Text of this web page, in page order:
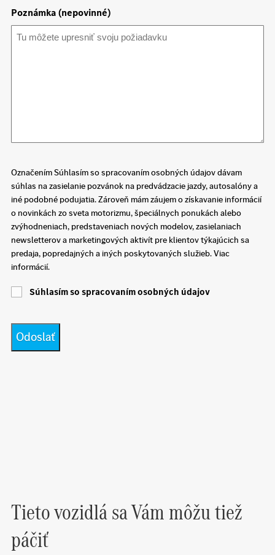
Poznámka (nepovinné)
Označením Súhlasím so spracovaním osobných údajov dávam
súhlas na zasielanie pozvánok na predvádzacie jazdy, autosalóny a
iné podobné podujatia. Zároveň mám záujem o získavanie informácií
o novinkách zo sveta motorizmu, špeciálnych ponukách alebo
zvýhodneniach, predstaveniach nových modelov, zasielaniach
newsletterov a marketingových aktivít pre klientov týkajúcich sa
predaja, popredajných a iných poskytovaných služieb. Viac
informácií.
Súhlasím so spracovaním osobných údajov
Tieto vozidlá sa Vám môžu tiež
páčiť